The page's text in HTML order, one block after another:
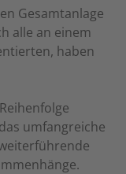
Gesamtanlage
alle an einem
haben
umfangreiche